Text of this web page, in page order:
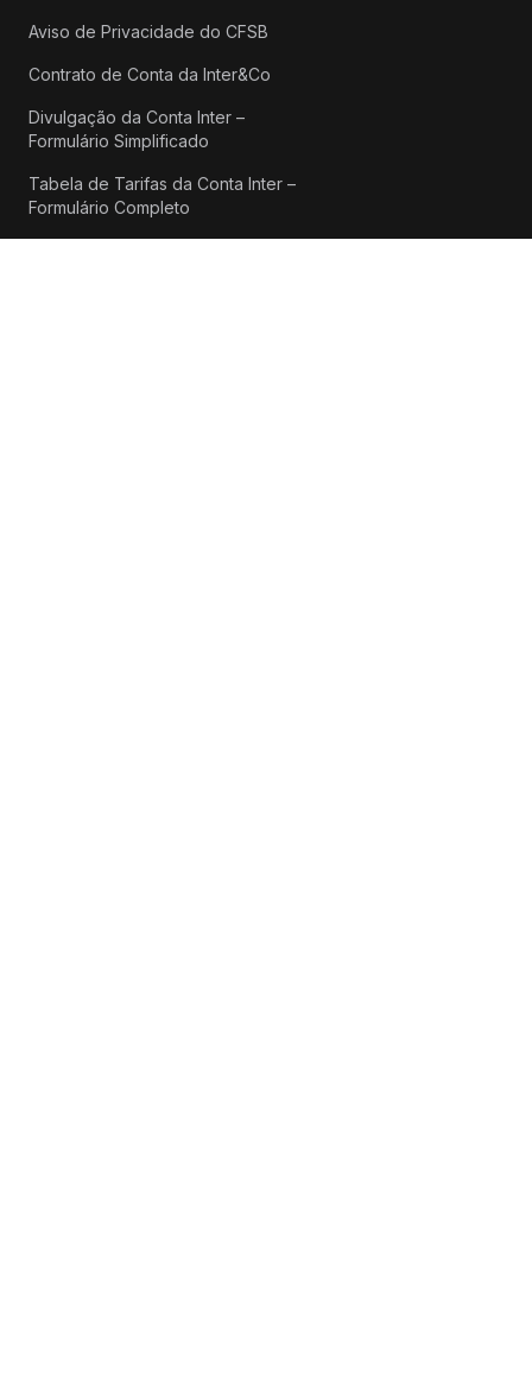
Aviso de Privacidade do CFSB
Contrato de Conta da Inter&Co
Divulgação da Conta Inter –
Formulário Simplificado
Tabela de Tarifas da Conta Inter –
Formulário Completo